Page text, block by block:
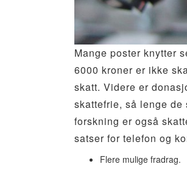
Mange poster knytter
6000 kroner er ikke
skatt. Videre er
skattefrie, så lenge
forskning er også
satser for telefon og
Flere mulige fradrag.